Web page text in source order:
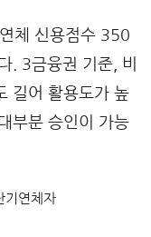
체 신용점수 350
. 3금융권 기준, 비
길어 활용도가 높
부분 승인이 가능
기연체자